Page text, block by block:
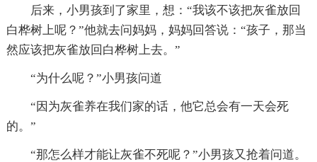
后来，小男孩到了家里，想：“我该不该把灰雀放回
白桦树上呢？”他就去问妈妈，妈妈回答说：“孩子，那当
然应该把灰雀放回白桦树上去。”
“为什么呢？”小男孩问道
“因为灰雀养在我们家的话，他它总会有一天会死
的。”
“那怎么样才能让灰雀不死呢？”小男孩又抢着问道。